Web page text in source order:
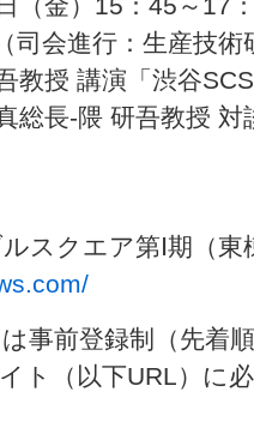
司会進行：生産技術
教授 講演「渋谷
総長-隈 研吾教授
スクエア第Ⅰ期（
事前登録制（先着
下URL）に必要